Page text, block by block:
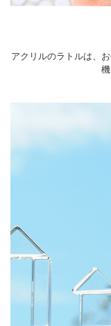
アクリルのラトルは、